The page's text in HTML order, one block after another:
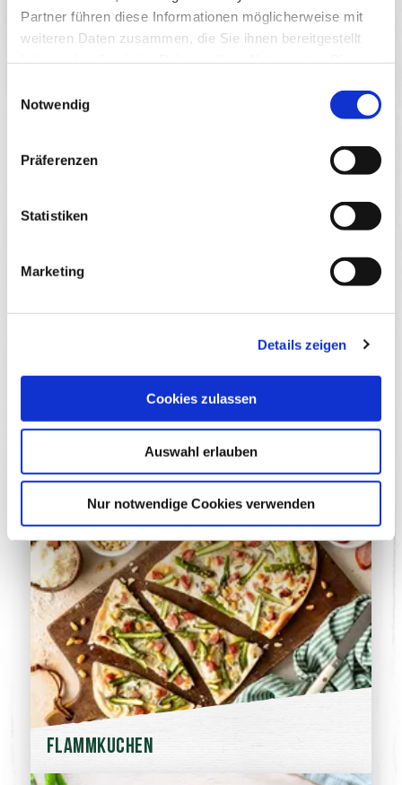
Partner führen diese Informationen möglicherweise mit
weiteren Daten zusammen, die Sie ihnen bereitgestellt
Notwendig
Präferenzen
Statistiken
Marketing
Details zeigen
Cookies zulassen
Auswahl erlauben
Nur notwendige Cookies verwenden
Spargel Fettucine
Flammkuchen